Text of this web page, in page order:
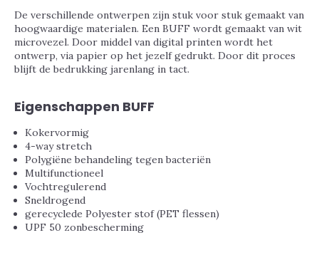
De verschillende ontwerpen zijn stuk voor stuk gemaakt van
hoogwaardige materialen. Een BUFF wordt gemaakt van wit
microvezel. Door middel van digital printen wordt het
ontwerp, via papier op het jezelf gedrukt. Door dit proces
blijft de bedrukking jarenlang in tact.
Eigenschappen BUFF
Kokervormig
4-way stretch
Polygiëne behandeling tegen bacteriën
Multifunctioneel
Vochtregulerend
Sneldrogend
gerecyclede Polyester stof (PET flessen)
UPF 50 zonbescherming